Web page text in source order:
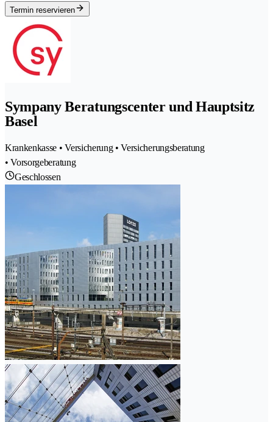
Termin reservieren
Sympany Beratungscenter und Hauptsitz
Basel
Krankenkasse • Versicherung • Versicherungsberatung
• Vorsorgeberatung
Geschlossen